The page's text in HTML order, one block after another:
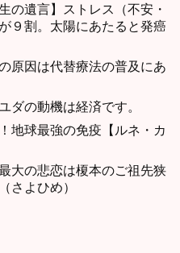
の遺言】ストレス（不安・
９割。太陽にあたると発癌
原因は代替療法の普及にあ
ダの動機は経済です。
地球最強の免疫【ルネ・カ
大の悲恋は榎本のご祖先狭
さよひめ）